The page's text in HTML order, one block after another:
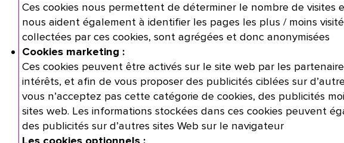
Ces cookies nous permettent de déterminer le nombre de visites
nous aident également à identifier les pages les plus / moins
collectées par ces cookies, sont agrégées et donc anonymisées
Cookies marketing :
Ces cookies peuvent être activés sur le site web par les
intérêts, et afin de vous proposer des publicités ciblées sur
vous n’acceptez pas cette catégorie de cookies, des publicités
sites web. Les informations stockées dans ces cookies peuvent
des publicités sur d’autres sites Web sur le navigateur